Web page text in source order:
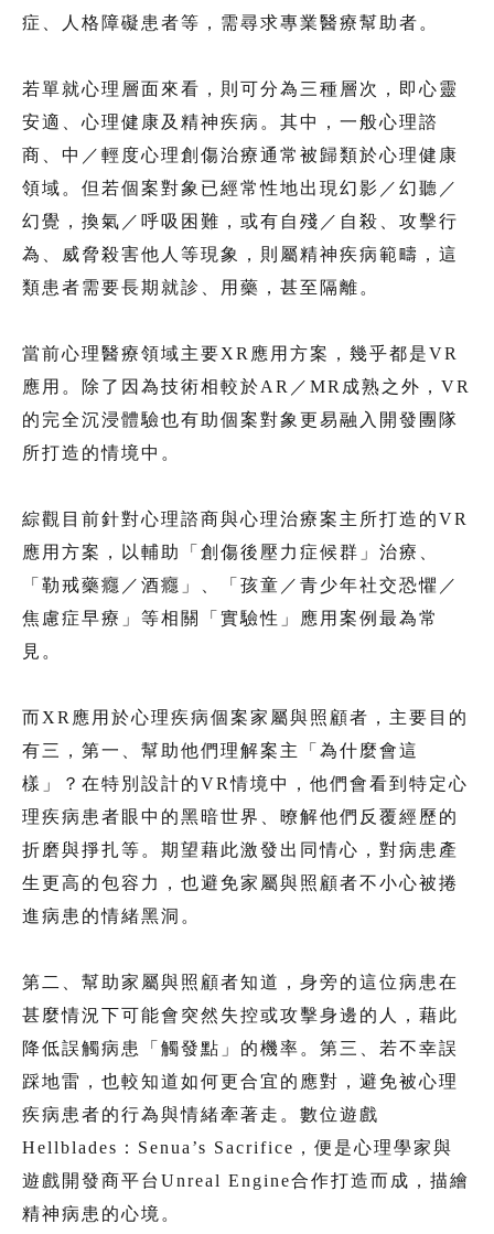
症、人格障礙患者等，需尋求專業醫療幫助者。
若單就心理層面來看，則可分為三種層次，即心靈
安適、心理健康及精神疾病。其中，一般心理諮
商、中／輕度心理創傷治療通常被歸類於心理健康
領域。但若個案對象已經常性地出現幻影／幻聽／
幻覺，換氣／呼吸困難，或有自殘／自殺、攻擊行
為、威脅殺害他人等現象，則屬精神疾病範疇，這
類患者需要長期就診、用藥，甚至隔離。
當前心理醫療領域主要XR應用方案，幾乎都是VR
應用。除了因為技術相較於AR／MR成熟之外，VR
的完全沉浸體驗也有助個案對象更易融入開發團隊
所打造的情境中。
綜觀目前針對心理諮商與心理治療案主所打造的VR
應用方案，以輔助「創傷後壓力症候群」治療、
「勒戒藥癮／酒癮」、「孩童／青少年社交恐懼／
焦慮症早療」等相關「實驗性」應用案例最為常
見。
而XR應用於心理疾病個案家屬與照顧者，主要目的
有三，第一、幫助他們理解案主「為什麼會這
樣」？在特別設計的VR情境中，他們會看到特定心
理疾病患者眼中的黑暗世界、暸解他們反覆經歷的
折磨與掙扎等。期望藉此激發出同情心，對病患產
生更高的包容力，也避免家屬與照顧者不小心被捲
進病患的情緒黑洞。
第二、幫助家屬與照顧者知道，身旁的這位病患在
甚麼情況下可能會突然失控或攻擊身邊的人，藉此
降低誤觸病患「觸發點」的機率。第三、若不幸誤
踩地雷，也較知道如何更合宜的應對，避免被心理
疾病患者的行為與情緒牽著走。數位遊戲
Hellblades：Senua’s Sacrifice，便是心理學家與
遊戲開發商平台Unreal Engine合作打造而成，描繪
精神病患的心境。